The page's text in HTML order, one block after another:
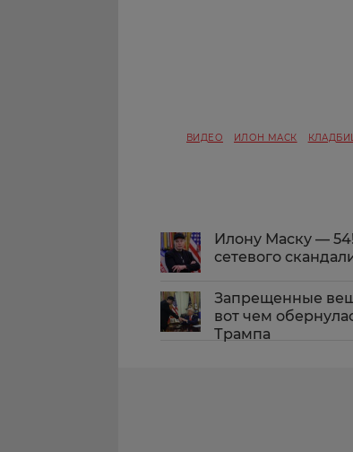
ВИДЕО ИЛОН МАСК
Илону Маску —
сетевого
Запрещенные
вот чем
Трампа